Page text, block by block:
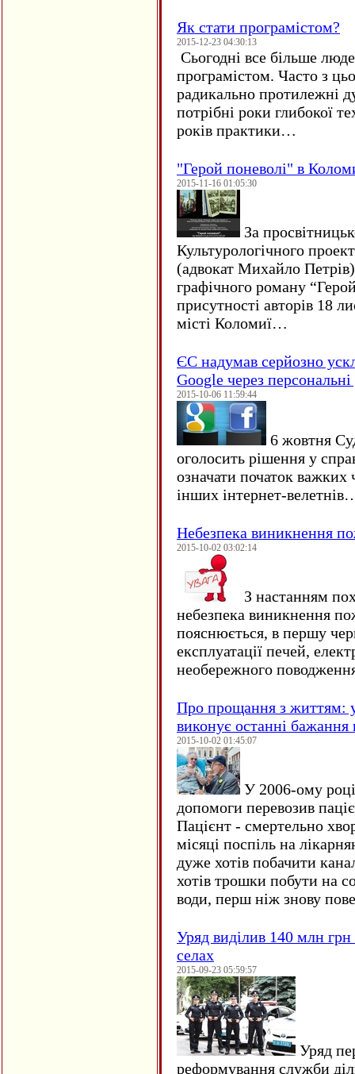
Як стати програмістом?
2015-12-23 04:30:13
Сьогодні все більше
програмістом. Часто з
радикально протилежні
потрібні роки глибокої
років практики…
"Герой поневолі" в
2015-11-16 01:05:30
За
Культурологічного
(адвокат Михайло
графічного роману
присутності авторів 18
місті Коломиї…
ЄC надумав серйозно
Google через персональні
2015-10-06 11:59:44
6 жовтня
оголосить рішення у
означати початок важких
інших інтернет-
Небезпека виникнення
2015-10-02 03:02:14
З настанням
небезпека виникнення
пояснюється, в першу
експлуатації печей,
необережного
Про прощання з життям:
виконує останні
2015-10-02 01:45:07
У 2006-ому
допомоги перевозив
Пацієнт - смертельно
місяці поспіль на
дуже хотів побачити
хотів трошки побути на
води, перш ніж знову
Уряд виділив 140 млн
селах
2015-09-23 05:59:57
Уряд
реформування служби